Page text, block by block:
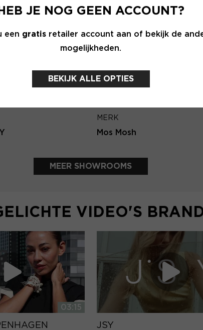
MAAK JE ACCOUNT NU AAN
JE NOG GEEN ACCOUNT?
een gratisretailer account aan of bekijk de
mogelijkheden.
BEKIJK ALLE OPTIES
Second female
MERK
Mos Mosh
MEER SHOWROOMS
VIDEO'S
03:15
JSY